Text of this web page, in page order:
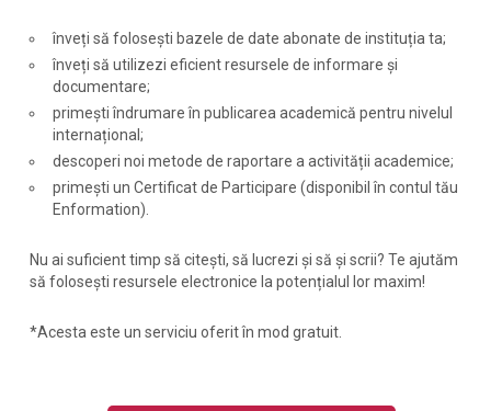
înveți să folosești bazele de date abonate de instituția ta;
înveți să utilizezi eficient resursele de informare și
documentare;
primești îndrumare în publicarea academică pentru nivelul
internațional;
descoperi noi metode de raportare a activității academice;
primești un Certificat de Participare (disponibil în contul tău
Enformation).
Nu ai suficient timp să citești, să lucrezi și să și scrii? Te ajutăm
să folosești resursele electronice la potențialul lor maxim!
*Acesta este un serviciu oferit în mod gratuit.